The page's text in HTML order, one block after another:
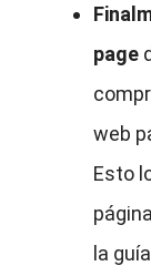
page
web
Esto
la